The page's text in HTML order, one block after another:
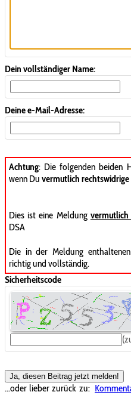
Dein vollständiger Name:
Deine e-Mail-Adresse:
Achtung: Die folgenden beiden
wenn Du vermutlich rechtswidrige
Dies ist eine Meldung
DSA
Die in der Meldung
richtig und vollständig.
Sicherheitscode
Ja, diesen Beitrag jetzt melden!
...oder lieber zurück zu: